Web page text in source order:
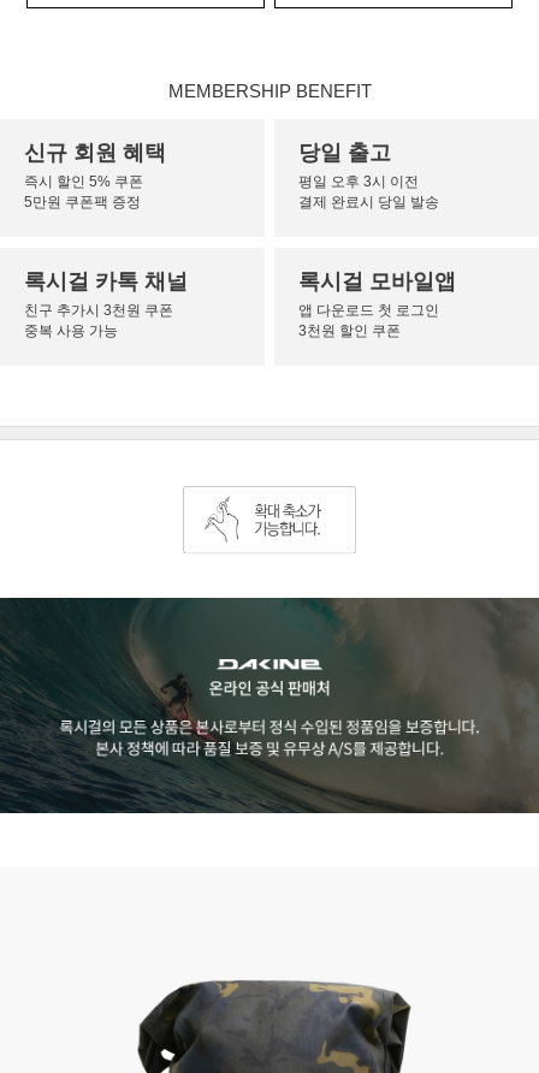
MEMBERSHIP BENEFIT
신규 회원 혜택
즉시 할인 5% 쿠폰
5만원 쿠폰팩 증정
당일 출고
평일 오후 3시 이전
결제 완료시 당일 발송
록시걸 카톡 채널
친구 추가시 3천원 쿠폰
중복 사용 가능
록시걸 모바일앱
앱 다운로드 첫 로그인
3천원 할인 쿠폰